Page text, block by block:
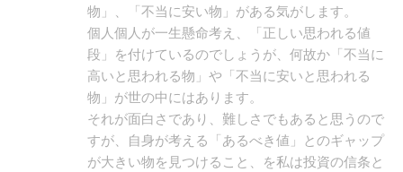
物」、「不当に安い物」がある気がします。
個人個人が一生懸命考え、「正しい思われる値
段」を付けているのでしょうが、何故か「不当に
高いと思われる物」や「不当に安いと思われる
物」が世の中にはあります。
それが面白さであり、難しさでもあると思うので
すが、自身が考える「あるべき値」とのギャップ
が大きい物を見つけること、を私は投資の信条と